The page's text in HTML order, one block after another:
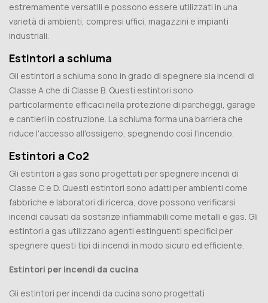
estremamente versatili e possono essere utilizzati in una
varietà di ambienti, compresi uffici, magazzini e impianti
industriali.
Estintori a schiuma
Gli estintori a schiuma sono in grado di spegnere sia incendi di
Classe A che di Classe B. Questi estintori sono
particolarmente efficaci nella protezione di parcheggi, garage
e cantieri in costruzione. La schiuma forma una barriera che
riduce l'accesso all'ossigeno, spegnendo così l'incendio.
Estintori a Co2
Gli estintori a gas sono progettati per spegnere incendi di
Classe C e D. Questi estintori sono adatti per ambienti come
fabbriche e laboratori di ricerca, dove possono verificarsi
incendi causati da sostanze infiammabili come metalli e gas. Gli
estintori a gas utilizzano agenti estinguenti specifici per
spegnere questi tipi di incendi in modo sicuro ed efficiente.
Estintori per incendi da cucina
Gli estintori per incendi da cucina sono progettati